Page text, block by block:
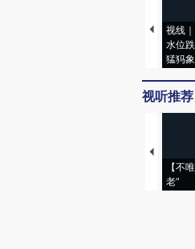
视线
水位
猛犸
视听推荐
【不
老”